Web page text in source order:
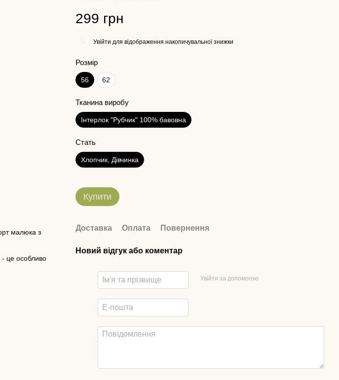
малюка з
- це особливо
299 грн
Увійти для відображення накопичувальної знижки
Розмір
56 62
Тканина виробу
Інтерлок "Рубчик" 100% бавовна
Стать
Хлопчик, Дівчинка
Купити
Доставка Оплата Повернення
Новий відгук або коментар
Увійти за допомогою